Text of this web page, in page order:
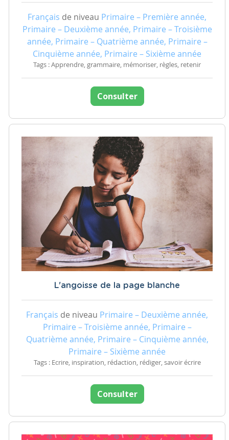
Français de niveau Primaire – Première année,
Primaire – Deuxième année, Primaire – Troisième
année, Primaire – Quatrième année, Primaire –
Cinquième année, Primaire – Sixième année
Tags : Apprendre, grammaire, mémoriser, règles, retenir
Consulter
L'angoisse de la page blanche
Français de niveau Primaire – Deuxième année,
Primaire – Troisième année, Primaire –
Quatrième année, Primaire – Cinquième année,
Primaire – Sixième année
Tags : Ecrire, inspiration, rédaction, rédiger, savoir écrire
Consulter